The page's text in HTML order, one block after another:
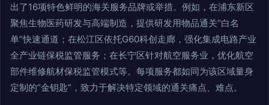
出了16项特色鲜明的海关服务品牌或举措。例如，在浦东新区
聚焦生物医药研发与高端制造，提供研发用物品通关“白名
单”快速通道；在松江区依托G60科创走廊，强化集成电路产业
全产业链保税监管服务；在长宁区针对航空服务业，优化航空
部件维修航材保税监管模式等。每项服务都如同为该区域量身
定制的“金钥匙”，致力于解决特定领域的通关痛点、难点。